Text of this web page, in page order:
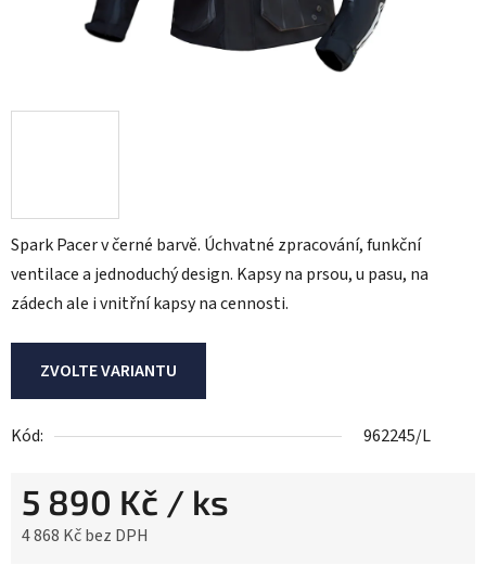
Spark Pacer v černé barvě. Úchvatné zpracování, funkční
ventilace a jednoduchý design. Kapsy na prsou, u pasu, na
zádech ale i vnitřní kapsy na cennosti.
ZVOLTE VARIANTU
Kód: 962245/L
5 890 Kč / ks
4 868 Kč bez DPH